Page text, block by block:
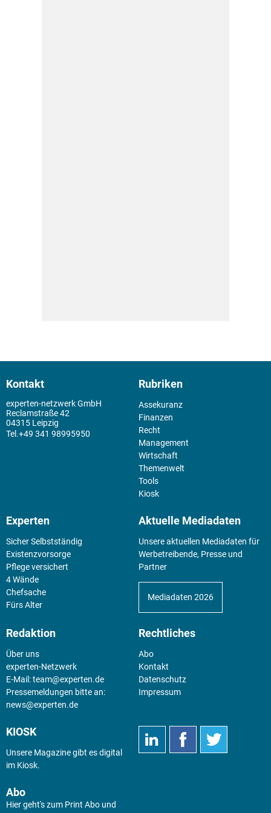
Kontakt
experten-netzwerk GmbH
Reclamstraße 42
04315 Leipzig
+49 341 98995950
Rubriken
Assekuranz
Finanzen
Recht
Management
Wirtschaft
Themenwelt
Tools
Kiosk
Experten
Sicher Selbstständig
Existenz­vorsorge
Pflege versichert
4 Wände
Chefsache
Fürs Alter
Aktuelle Mediadaten
Unsere aktuellen Mediadaten für
Werbetreibende, Presse und
Partner
Mediadaten 2026
Redaktion
Über uns
experten-Netzwerk
E-Mail:team@experten.de
Pressemeldungen bitte an:
news@experten.de
Rechtliches
Abo
Kontakt
Datenschutz
Impressum
KIOSK
Unsere Magazine gibt es digital
im Kiosk.
Abo
Hier geht's zum Print Abo und